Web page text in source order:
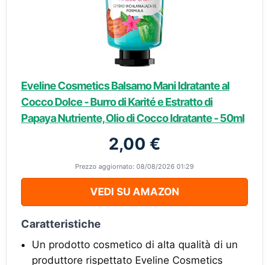
Eveline Cosmetics Balsamo Mani Idratante al
Cocco Dolce - Burro di Karité e Estratto di
Papaya Nutriente, Olio di Cocco Idratante - 50ml
2,00 €
Prezzo aggiornato: 08/08/2026 01:29
VEDI SU AMAZON
Caratteristiche
Un prodotto cosmetico di alta qualità di un
produttore rispettato Eveline Cosmetics